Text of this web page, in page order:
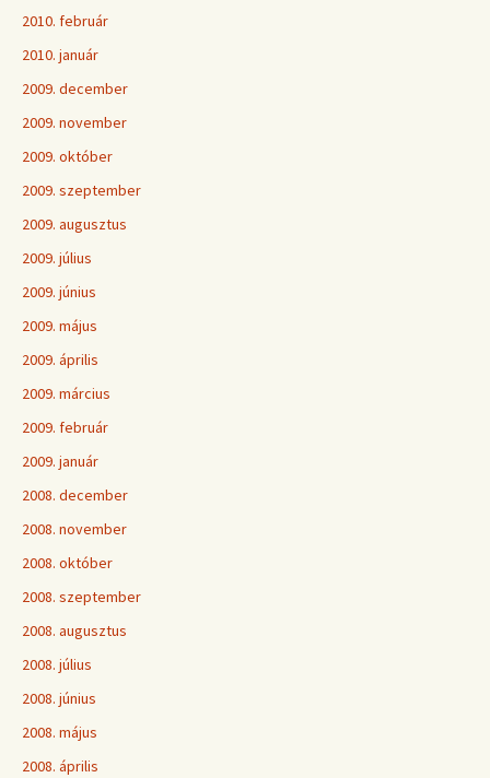
2010. február
2010. január
2009. december
2009. november
2009. október
2009. szeptember
2009. augusztus
2009. július
2009. június
2009. május
2009. április
2009. március
2009. február
2009. január
2008. december
2008. november
2008. október
2008. szeptember
2008. augusztus
2008. július
2008. június
2008. május
2008. április